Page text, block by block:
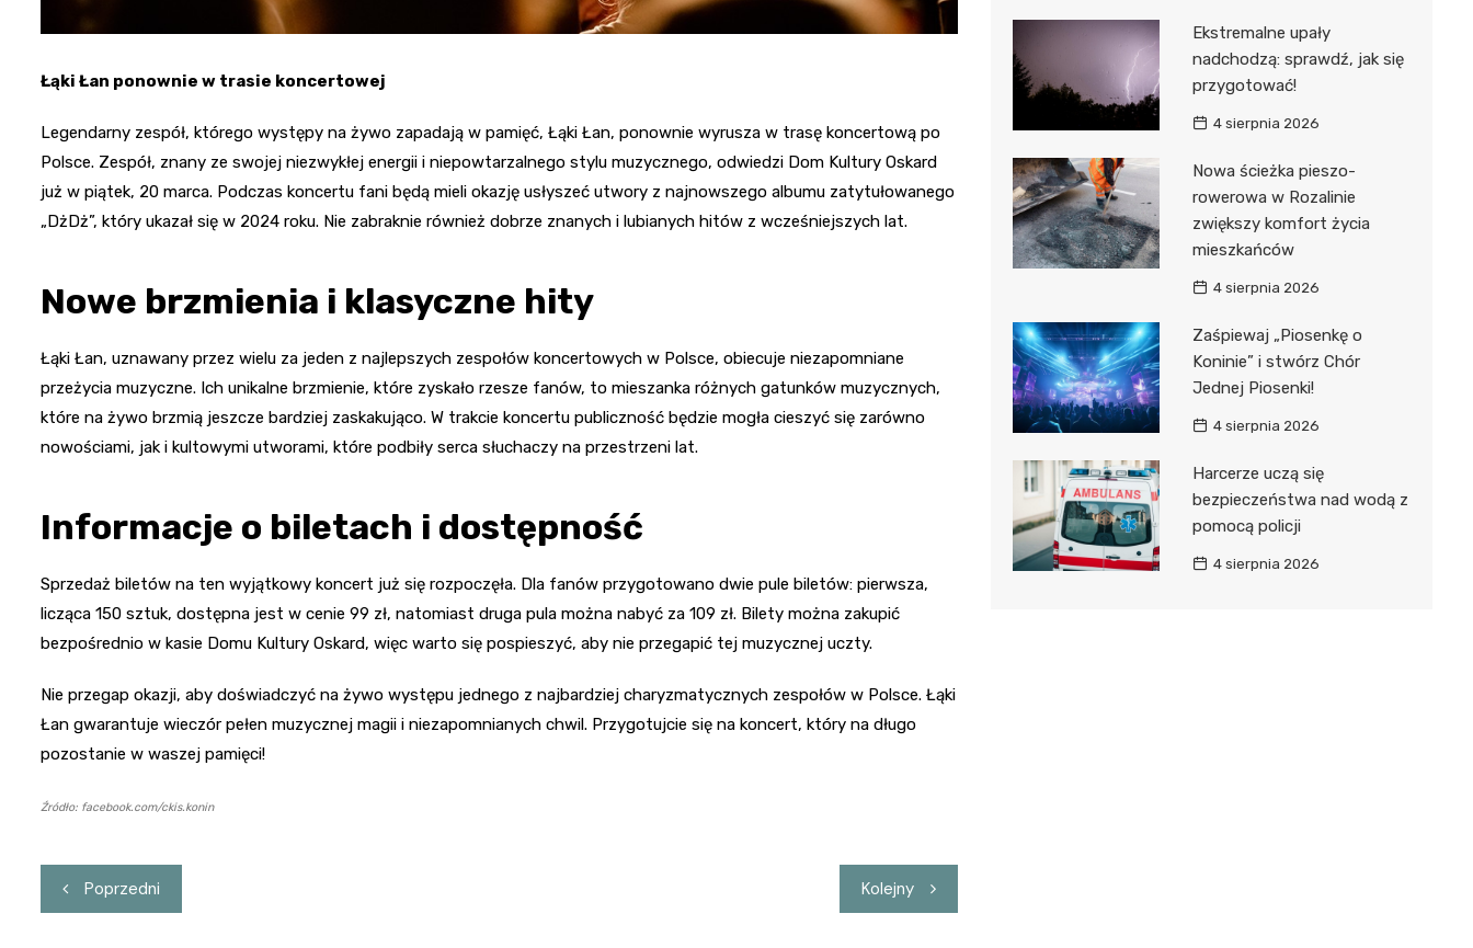
Łąki Łan ponownie w trasie koncertowej
Legendarny zespół, którego występy na żywo zapadają w pamięć, Łąki Łan, ponownie wyrusza w trasę koncertową po
Polsce. Zespół, znany ze swojej niezwykłej energii i niepowtarzalnego stylu muzycznego, odwiedzi Dom Kultury Oskard
już w piątek, 20 marca. Podczas koncertu fani będą mieli okazję usłyszeć utwory z najnowszego albumu zatytułowanego
„DżDż”, który ukazał się w 2024 roku. Nie zabraknie również dobrze znanych i lubianych hitów z wcześniejszych lat.
Nowe brzmienia i klasyczne hity
Łąki Łan, uznawany przez wielu za jeden z najlepszych zespołów koncertowych w Polsce, obiecuje niezapomniane
przeżycia muzyczne. Ich unikalne brzmienie, które zyskało rzesze fanów, to mieszanka różnych gatunków muzycznych,
które na żywo brzmią jeszcze bardziej zaskakująco. W trakcie koncertu publiczność będzie mogła cieszyć się zarówno
nowościami, jak i kultowymi utworami, które podbiły serca słuchaczy na przestrzeni lat.
Informacje o biletach i dostępność
Sprzedaż biletów na ten wyjątkowy koncert już się rozpoczęła. Dla fanów przygotowano dwie pule biletów: pierwsza,
licząca 150 sztuk, dostępna jest w cenie 99 zł, natomiast druga pula można nabyć za 109 zł. Bilety można zakupić
bezpośrednio w kasie Domu Kultury Oskard, więc warto się pospieszyć, aby nie przegapić tej muzycznej uczty.
Nie przegap okazji, aby doświadczyć na żywo występu jednego z najbardziej charyzmatycznych zespołów w Polsce. Łąki
Łan gwarantuje wieczór pełen muzycznej magii i niezapomnianych chwil. Przygotujcie się na koncert, który na długo
pozostanie w waszej pamięci!
Źródło: facebook.com/ckis.konin
Nawigacja
wpisu
Poprzedni Kolejny
Ekstremalne upały
nadchodzą: sprawdź, jak się
przygotować!
4 sierpnia 2026
Nowa ścieżka pieszo-
rowerowa w Rozalinie
zwiększy komfort życia
mieszkańców
4 sierpnia 2026
Zaśpiewaj „Piosenkę o
Koninie” i stwórz Chór
Jednej Piosenki!
4 sierpnia 2026
Harcerze uczą się
bezpieczeństwa nad wodą z
pomocą policji
4 sierpnia 2026